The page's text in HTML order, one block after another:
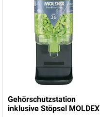
Gehörschutzstation
inklusive Stöpsel MOLDEX